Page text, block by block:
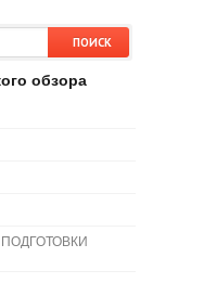
обзора